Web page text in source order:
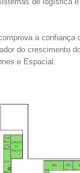
a confiança
do crescimento
e Espacial.